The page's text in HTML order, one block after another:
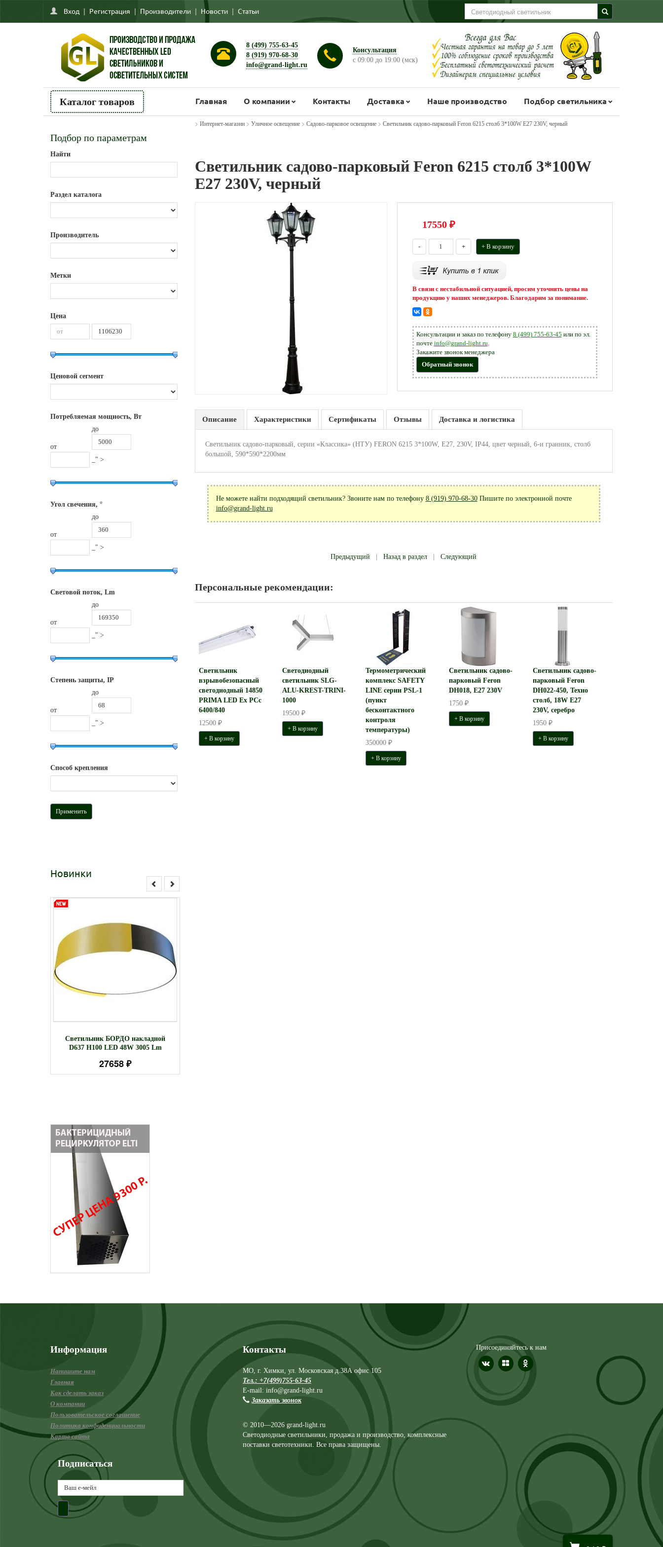
Вход | Регистрация | Производители | Новости | Статьи
8 (499) 755-63-45
8 (919) 970-68-30
info@grand-light.ru
Консультация
с 09:00 до 19:00 (мск)
Каталог товаров Главная О компании Контакты Доставка Наше производство Подбор светильника
Подбор по параметрам
Найти
Раздел каталога
Производитель
Метки
Цена
Ценовой сегмент
Потребляемая мощность, Вт
от
до
_" >
Угол свечения, °
от
до
_" >
Световой поток, Lm
от
до
_" >
Степень защиты, IP
от
до
_" >
Способ крепления
Новинки
Светильник БОРДО накладной
D637 Н100 LED 48W 3005 Lm
27658 ₽
> Интернет-магазин> Уличное освещение> Садово-парковое освещение> Светильник садово-парковый Feron 6215 столб 3*100W E27 230V, черный
Светильник садово-парковый Feron 6215 столб 3*100W
E27 230V, черный
17550₽
- + + В корзину
В связи с нестабильной ситуацией, просим уточнять цены на
продукцию у наших менеджеров. Благодарим за понимание.
Консультации и заказ по телефону 8 (499) 755-63-45 или по эл.
почте info@grand-light.ru.
Закажите звонок менеджера
Обратный звонок
Описание Характеристики Сертификаты Отзывы Доставка и логистика
Светильник садово-парковый, серии «Классика» (НТУ) FERON 6215 3*100W, E27, 230V, IP44, цвет черный, 6-и гранник, столб
большой, 590*590*2200мм
Не можете найти подходящий светильник? Звоните нам по телефону 8 (919) 970-68-30Пишите по электронной почте
info@grand-light.ru
Предыдущий |Назад в раздел |Следующий
Персональные рекомендации:
Светильник
взрывобезопасный
светодиодный 14850
PRIMA LED Ex PCc
6400/840
12500 ₽
+ В корзину
Светодиодный
светильник SLG-
ALU-KREST-TRINI-
1000
19500 ₽
+ В корзину
Термометрический
комплекс SAFETY
LINE серии PSL-1
(пункт
бесконтактного
контроля
температуры)
350000 ₽
+ В корзину
Светильник садово-
парковый Feron
DH018, E27 230V
1750 ₽
+ В корзину
Светильник садово-
парковый Feron
DH022-450, Техно
столб, 18W E27
230V, серебро
1950 ₽
+ В корзину
Информация
Напишите нам
Главная
Как сделать заказ
О компании
Пользовательское соглашение
Политика конфиденциальности
Карта сайта
Контакты
МО, г. Химки, ул. Московская д.38А офис 105
Тел.: +7(499)755-63-45
E-mail: info@grand-light.ru
Заказать звонок
© 2010—2026 grand-light.ru
Светодиодные светильники, продажа и производство, комплексные
поставки светотехники. Все права защищены.
Присоединяйтесь к нам
Подписаться